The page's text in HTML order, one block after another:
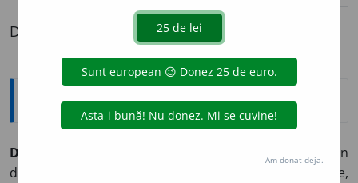
Definiția cu ID-ul 53404:
Explicative DEX
DECALC
A copia, a transpune un
desen copiat pe o hârtie transparentă, pe o altă hârtie,
Am donat deja.